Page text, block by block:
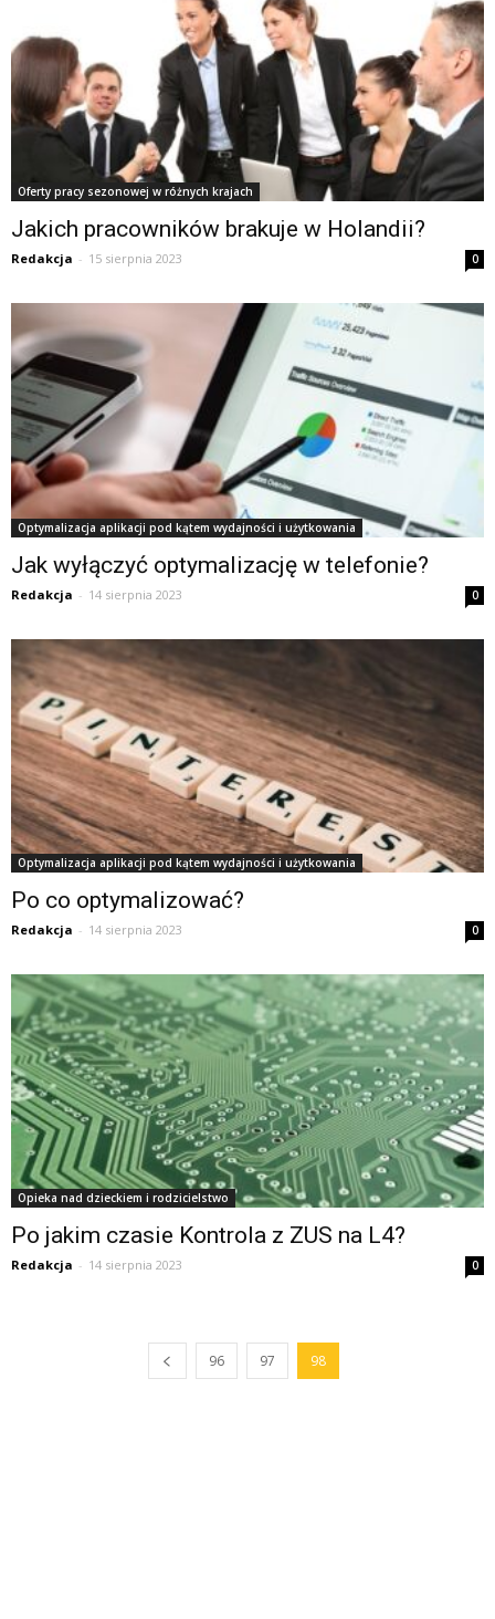
Oferty pracy sezonowej w różnych krajach
Jakich pracowników brakuje w Holandii?
Redakcja - 15 sierpnia 2023 0
Optymalizacja aplikacji pod kątem wydajności i użytkowania
Jak wyłączyć optymalizację w telefonie?
Redakcja - 14 sierpnia 2023 0
Optymalizacja aplikacji pod kątem wydajności i użytkowania
Po co optymalizować?
Redakcja - 14 sierpnia 2023 0
Opieka nad dzieckiem i rodzicielstwo
Po jakim czasie Kontrola z ZUS na L4?
Redakcja - 14 sierpnia 2023 0
96 97 98